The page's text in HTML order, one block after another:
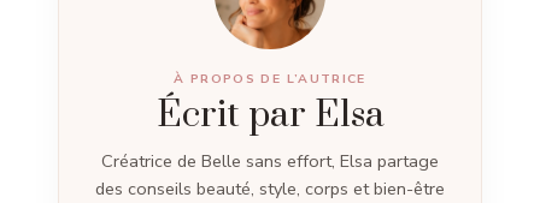
À PROPOS DE L’AUTRICE
Écrit par Elsa
Créatrice de Belle sans effort, Elsa partage
des conseils beauté, style, corps et bien-être